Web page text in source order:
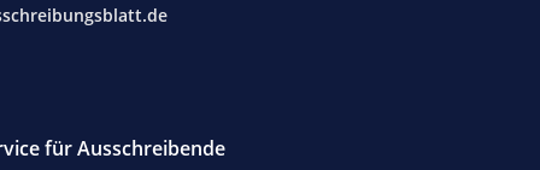
für Ausschreibende